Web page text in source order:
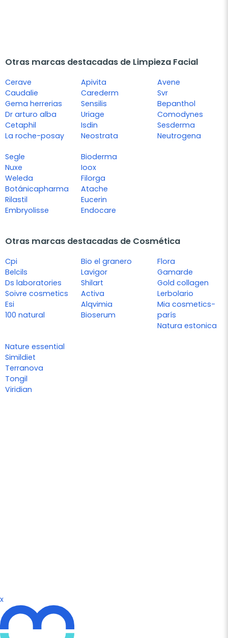
Otras marcas destacadas de Limpieza Facial
Cerave
Caudalie
Gema herrerias
Dr arturo alba
Cetaphil
La roche-posay
Apivita
Carederm
Sensilis
Uriage
Isdin
Neostrata
Avene
Svr
Bepanthol
Comodynes
Sesderma
Neutrogena
Segle
Nuxe
Weleda
Botánicapharma
Rilastil
Embryolisse
Bioderma
Ioox
Filorga
Atache
Eucerin
Endocare
Otras marcas destacadas de Cosmética
Cpi
Belcils
Ds laboratories
Soivre cosmetics
Esi
100 natural
Bio el granero
Lavigor
Shilart
Activa
Alqvimia
Bioserum
Flora
Gamarde
Gold collagen
Lerbolario
Mia cosmetics-
parís
Natura estonica
Nature essential
Simildiet
Terranova
Tongil
Viridian
x